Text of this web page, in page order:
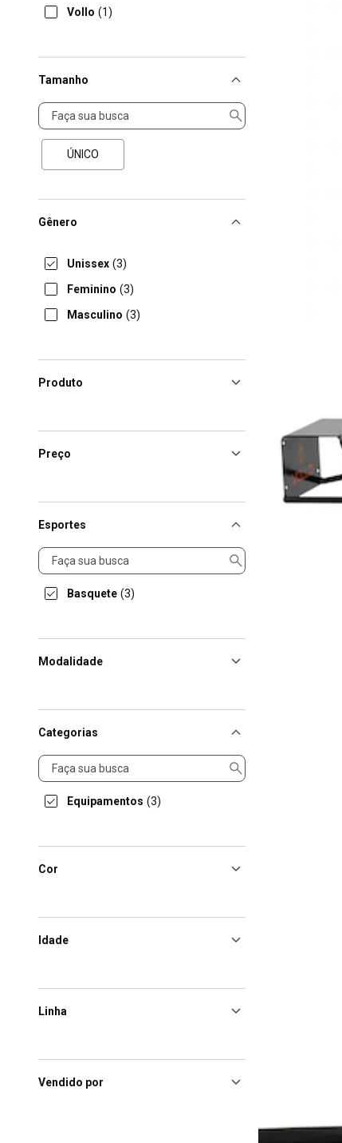
Vollo (1)
Tamanho
Tamanho
ÚNICO
Gênero
Unissex (3)
Feminino (3)
Masculino (3)
Produto
Preço
Esportes
Esportes
Basquete (3)
Modalidade
Categorias
Categorias
Equipamentos (3)
Cor
Idade
Linha
Vendido por